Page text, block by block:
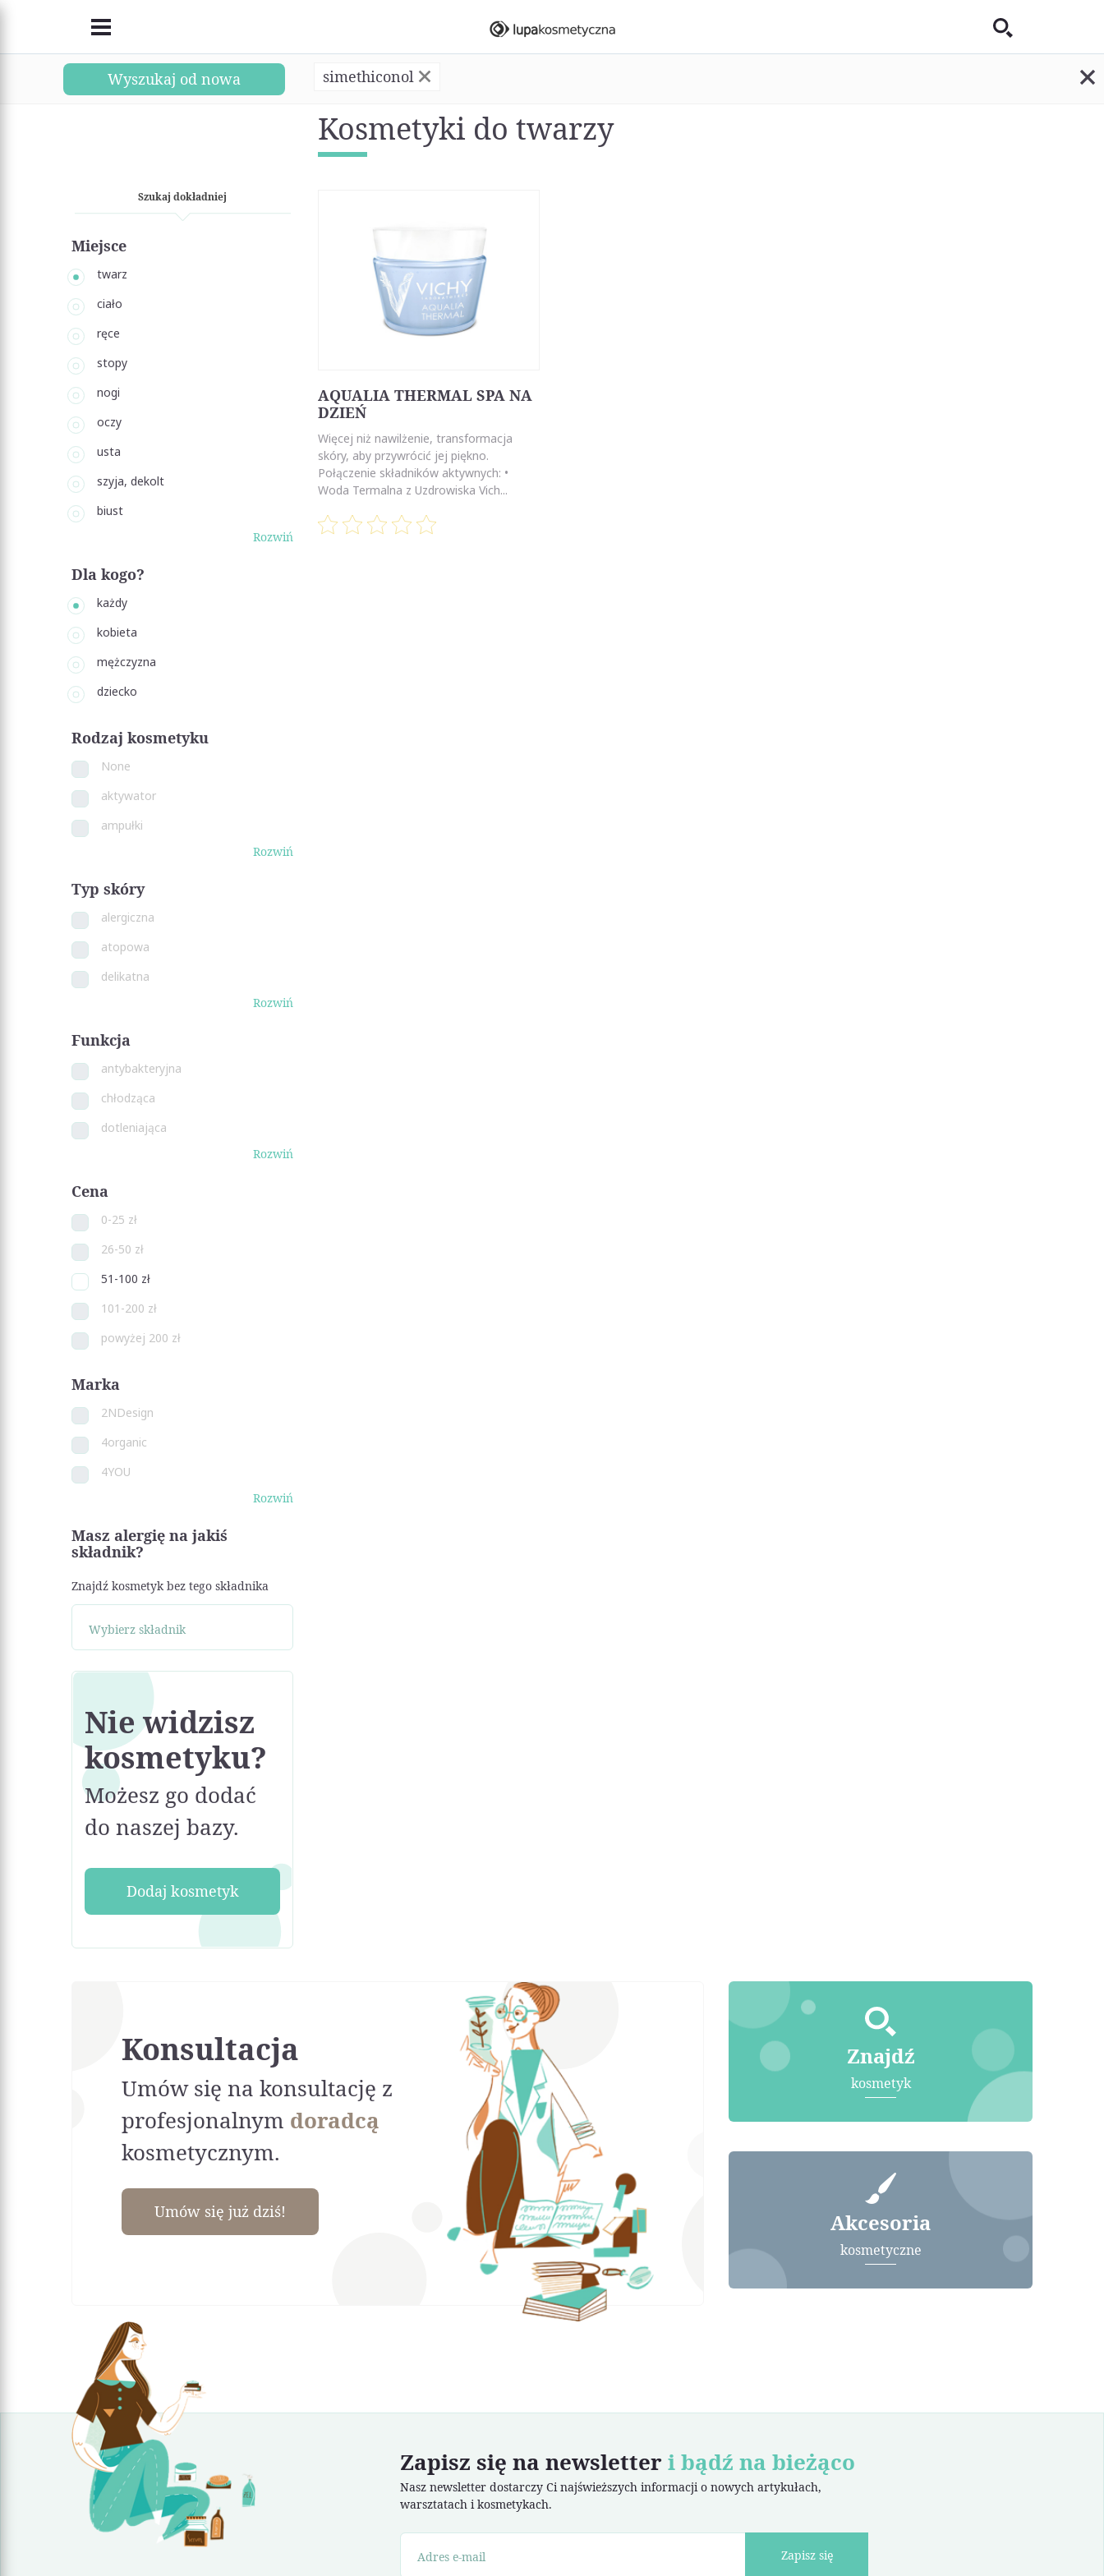
Kosmetyki do twarzy
Wyszukaj od nowa simethiconol
Szukaj dokładniej
Miejsce
twarz
ciało
ręce
stopy
nogi
oczy
usta
szyja, dekolt
biust
Rozwiń
Dla kogo?
każdy
kobieta
mężczyzna
dziecko
Rodzaj kosmetyku
None
aktywator
ampułki
Rozwiń
Typ skóry
alergiczna
atopowa
delikatna
Rozwiń
Funkcja
antybakteryjna
chłodząca
dotleniająca
Rozwiń
Cena
0-25 zł
26-50 zł
51-100 zł
101-200 zł
powyżej 200 zł
Marka
2NDesign
4organic
4YOU
Rozwiń
Masz alergię na jakiś
składnik?
Znajdź kosmetyk bez tego składnika
Nie widzisz
kosmetyku?
Możesz go dodać
do naszej bazy.
Dodaj kosmetyk
AQUALIA THERMAL SPA NA
DZIEŃ
Więcej niż nawilżenie, transformacja
skóry, aby przywrócić jej piękno.
Połączenie składników aktywnych: •
Woda Termalna z Uzdrowiska Vich...
Konsultacja
Umów się na konsultację z
profesjonalnym doradcą
kosmetycznym.
Umów się już dziś!
Znajdź
kosmetyk
Akcesoria
kosmetyczne
Zapisz się na newsletter i bądź na bieżąco
Nasz newsletter dostarczy Ci najświeższych informacji o nowych artykułach,
warsztatach i kosmetykach.
Zapisz się